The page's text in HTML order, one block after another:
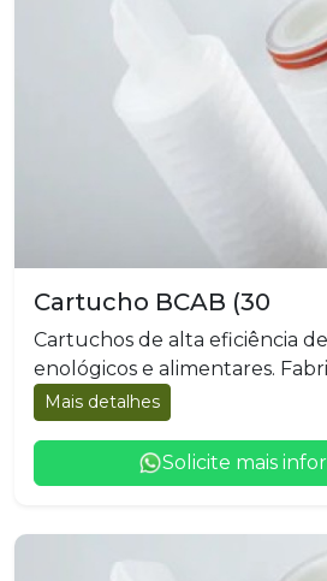
Cartucho BCAB (30
Cartuchos de alta eficiência
enológicos e alimentares.
Mais detalhes
Solicite mais